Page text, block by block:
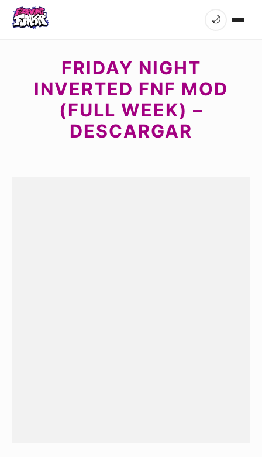
🌙
FRIDAY NIGHT
INVERTED FNF MOD
(FULL WEEK) –
DESCARGAR